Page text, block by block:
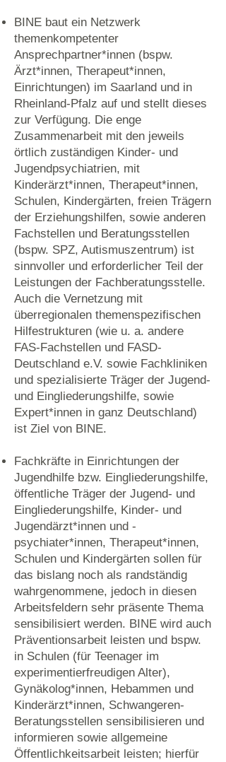
BINE baut ein Netzwerk
themenkompetenter
Ansprechpartner*innen (bspw.
Ärzt*innen, Therapeut*innen,
Einrichtungen) im Saarland und in
Rheinland-Pfalz auf und stellt dieses
zur Verfügung. Die enge
Zusammenarbeit mit den jeweils
örtlich zuständigen Kinder- und
Jugendpsychiatrien, mit
Kinderärzt*innen, Therapeut*innen,
Schulen, Kindergärten, freien Trägern
der Erziehungshilfen, sowie anderen
Fachstellen und Beratungsstellen
(bspw. SPZ, Autismuszentrum) ist
sinnvoller und erforderlicher Teil der
Leistungen der Fachberatungsstelle.
Auch die Vernetzung mit
überregionalen themenspezifischen
Hilfestrukturen (wie u. a. andere
FAS-Fachstellen und FASD-
Deutschland e.V. sowie Fachkliniken
und spezialisierte Träger der Jugend-
und Eingliederungshilfe, sowie
Expert*innen in ganz Deutschland)
ist Ziel von BINE.
Fachkräfte in Einrichtungen der
Jugendhilfe bzw. Eingliederungshilfe,
öffentliche Träger der Jugend- und
Eingliederungshilfe, Kinder- und
Jugendärzt*innen und -
psychiater*innen, Therapeut*innen,
Schulen und Kindergärten sollen für
das bislang noch als randständig
wahrgenommene, jedoch in diesen
Arbeitsfeldern sehr präsente Thema
sensibilisiert werden. BINE wird auch
Präventionsarbeit leisten und bspw.
in Schulen (für Teenager im
experimentierfreudigen Alter),
Gynäkolog*innen, Hebammen und
Kinderärzt*innen, Schwangeren-
Beratungsstellen sensibilisieren und
informieren sowie allgemeine
Öffentlichkeitsarbeit leisten; hierfür